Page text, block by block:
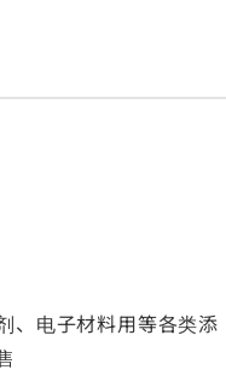
、电子材料用等各类添